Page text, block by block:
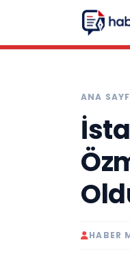
ANA
HABER